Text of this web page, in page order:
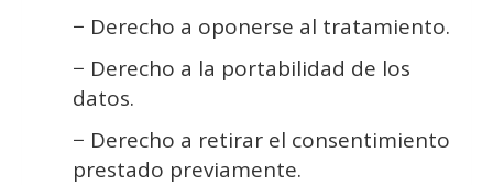
− Derecho a oponerse al tratamiento.
− Derecho a la portabilidad de los
datos.
− Derecho a retirar el consentimiento
prestado previamente.